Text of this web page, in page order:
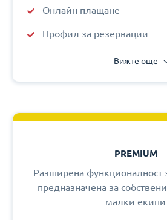
Онлайн плащане
Профил за резервации
Вижте още
PREMIUM
Разширена функционалност
предназначена за
малки екипи